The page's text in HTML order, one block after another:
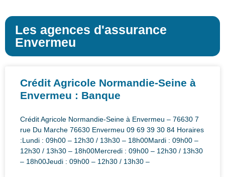
Les agences d'assurance
Envermeu
Crédit Agricole Normandie-Seine à
Envermeu : Banque
Crédit Agricole Normandie-Seine à Envermeu – 76630 7
rue Du Marche 76630 Envermeu 09 69 39 30 84 Horaires
:Lundi : 09h00 – 12h30 / 13h30 – 18h00Mardi : 09h00 –
12h30 / 13h30 – 18h00Mercredi : 09h00 – 12h30 / 13h30
– 18h00Jeudi : 09h00 – 12h30 / 13h30 –